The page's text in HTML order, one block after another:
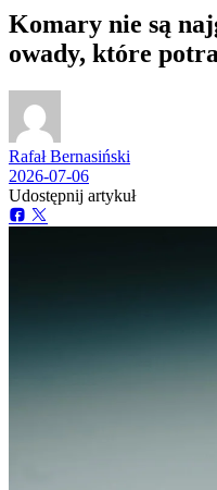
Komary nie są
owady, które
Rafał Bernasiński
2026-07-06
Udostępnij artykuł